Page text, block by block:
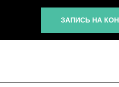
ЗАПИСЬ НА